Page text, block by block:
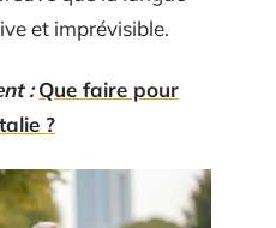
et imprévisible.
: Que faire pour
?